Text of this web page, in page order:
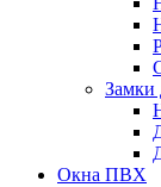
Замки
Окна ПВХ